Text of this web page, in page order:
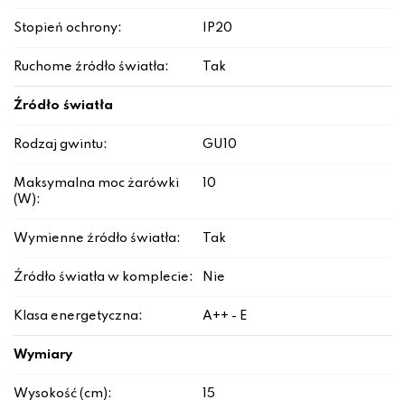
Stopień ochrony: IP20
Ruchome źródło światła: Tak
Źródło światła
Rodzaj gwintu: GU10
Maksymalna moc żarówki
(W):
10
Wymienne źródło światła: Tak
Źródło światła w komplecie: Nie
Klasa energetyczna: A++ - E
Wymiary
Wysokość (cm): 15